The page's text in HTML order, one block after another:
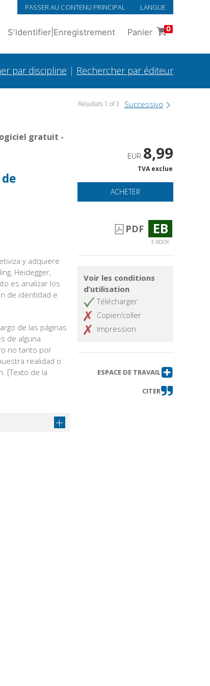
PASSER AU CONTENU PRINCIPAL LANGUE
S'identifier Enregistrement Panier 0
par discipline | Rechercher par éditeur
Résultats 1 of 3 Successivo
gratuit -
y adquiere
Heidegger,
es analizar los
de identidad e
de las páginas
de alguna
no tanto por
realidad o
[Texto de la
EUR 8,99
TVA exclue
ACHETER
PDF EB
E-BOOK
Voir les conditions
d’utilisation
Télécharger
Copier/coller
Impression
ESPACE DE TRAVAIL
CITER